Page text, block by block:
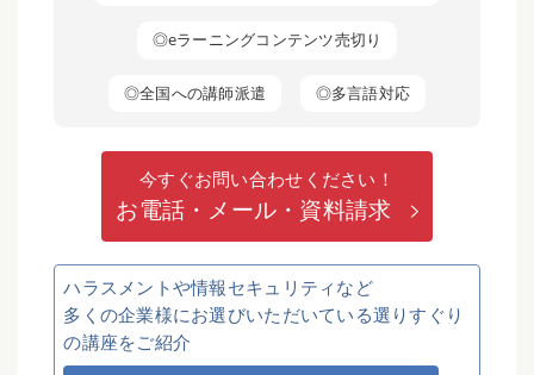
◎eラーニングコンテンツ売切り
◎全国への講師派遣 ◎多言語対応
今すぐお問い合わせください！
お電話・メール・資料請求
ハラスメントや情報セキュリティなど
多くの企業様にお選びいただいている選りすぐり
の講座をご紹介